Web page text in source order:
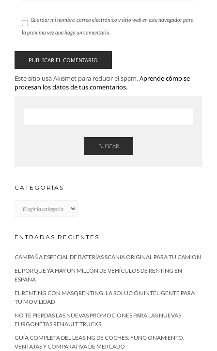
Guardar mi nombre, correo electrónico y sitio web en este navegador para
la próxima vez que haga un comentario.
Este sitio usa Akismet para reducir el spam.Aprende cómo se
procesan los datos de tus comentarios.
BUSCAR
CATEGORÍAS
ENTRADAS RECIENTES
CAMPAÑA ESPECIAL DE BATERÍAS SCANIA ORIGINAL PARA TU CAMION
EL PORQUÉ YA HAY UN MILLÓN DE VEHÍCULOS DE RENTING EN
ESPAÑA
EL RENTING CON MASQRENTING: LA SOLUCIÓN INTELIGENTE PARA
TU MOVILIDAD
NO TE PIERDAS LAS NUEVAS PROMOCIONES PARA LAS NUEVAS
FURGONETAS RENAULT TRUCKS
GUÍA COMPLETA DEL LEASING DE COCHES: FUNCIONAMIENTO,
VENTAJAS Y COMPARATIVA DE MERCADO